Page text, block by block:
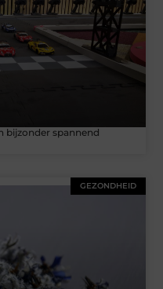
bijzonder spannend
GEZONDHEID